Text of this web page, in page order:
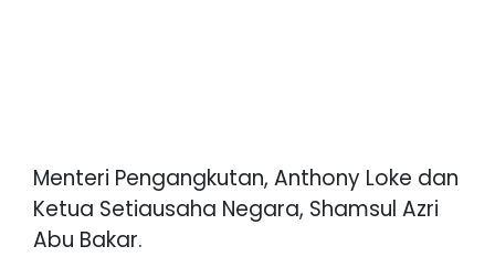
Menteri Pengangkutan, Anthony Loke dan
Ketua Setiausaha Negara, Shamsul Azri
Abu Bakar.